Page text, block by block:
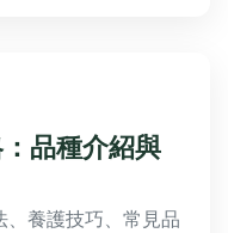
品種介紹與
養護技巧、常見品